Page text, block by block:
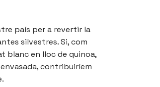
país per a revertir la
silvestres. Si, com
blanc en lloc de quinoa,
contribuiríem